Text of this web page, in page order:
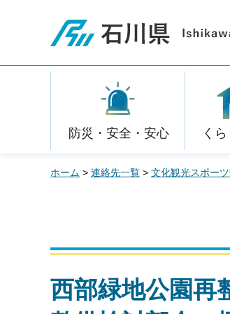
石川県
防災・安全・安心 く
ホーム > 連絡先一覧 > 文化観光スポー
西部緑地公園再